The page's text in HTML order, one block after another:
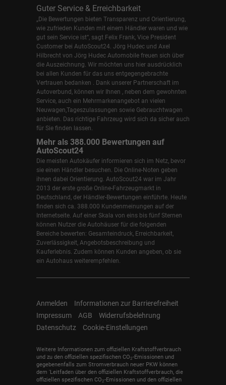
Guter Service & Erreichbarkeit
„Die Bewertungen bieten Transparenz und Orientierung,
wie zufrieden Kunden mit einem Händler waren und wie
gut sein Service ist“, sagt Felix Frank, Vice President
Customer bei AutoScout24. Jörg Hudec und Axel
Hilbrecht von Jörg Hudec Automobile freuen sich über
die Auszeichnung. Wir möchten uns hier ausdrücklich
bei allen Kunden für das uns entgegengebrachte
Vertrauen bedanken . Dank unserer Partnerschaft im
Autoverbund, können wir Ihnen , neben dem gewohnten
Service, auch ein Mehrmarkenangebot an vielen
Neuwagen,Tageszulassungen sowie Gebrauchtwagen
anbieten. Das richtige Fahrzeug wird sich da sicher auch
für Sie finden lassen.
Mehr als 388.000 Bewertungen auf
AutoScout24
Die meisten Autokäufer informieren sich im Netz, bevor
sie einen Händler besuchen. Die Online-Noten geben
ihnen dabei Orientierung. AutoScout24 war im Jahr
2013 der erste große Online-Fahrzeugmarkt in
Deutschland, der Händler-Bewertungen einführte. Heute
finden sich ca. 388.000 Kundenmeinungen auf der
Internetseite. Auf einer Skala von eins bis fünf Sternen
können Nutzer die Autohäuser für die folgenden
Bereiche bewerten: Gesamteindruck, Erreichbarkeit,
Zuverlässigkeit, Angebotsbeschreibung und
Kauferlebnis. Zudem können Kunden angeben, ob sie
ein Autohaus weiterempfehlen.
Anmelden
Informationen zur Barrierefreiheit
Impressum
AGB
Widerrufsbelehrung
Datenschutz
Cookie-Einstellungen
Weitere Informationen zum offiziellen Kraftstoffverbrauch
und zu den offiziellen spezifischen CO2-Emissionen und
gegebenenfalls zum Stromverbrauch neuer PKW können
dem 'Leitfaden über den offiziellen Kraftstoffverbrauch, die
offiziellen spezifischen CO2-Emissionen und den offiziellen